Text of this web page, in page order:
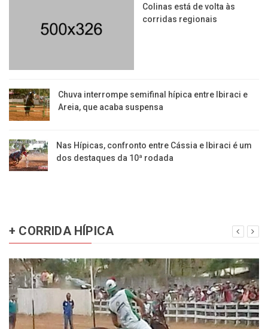
Colinas está de volta às
corridas regionais
​Chuva interrompe semifinal hípica entre Ibiraci e
Areia, que acaba suspensa
Nas Hípicas, confronto entre Cássia e Ibiraci é um
dos destaques da 10ª rodada
+ CORRIDA HÍPICA